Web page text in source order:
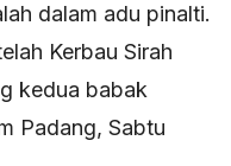
dalam adu pinalti.
Kerbau Sirah
kedua babak
Padang, Sabtu